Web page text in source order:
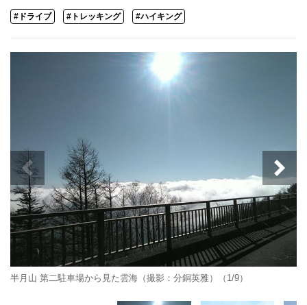
#ドライブ #トレッキング #ハイキング
半月山 第二駐車場から見た雲海（撮影：分銅英雅）（1/9）